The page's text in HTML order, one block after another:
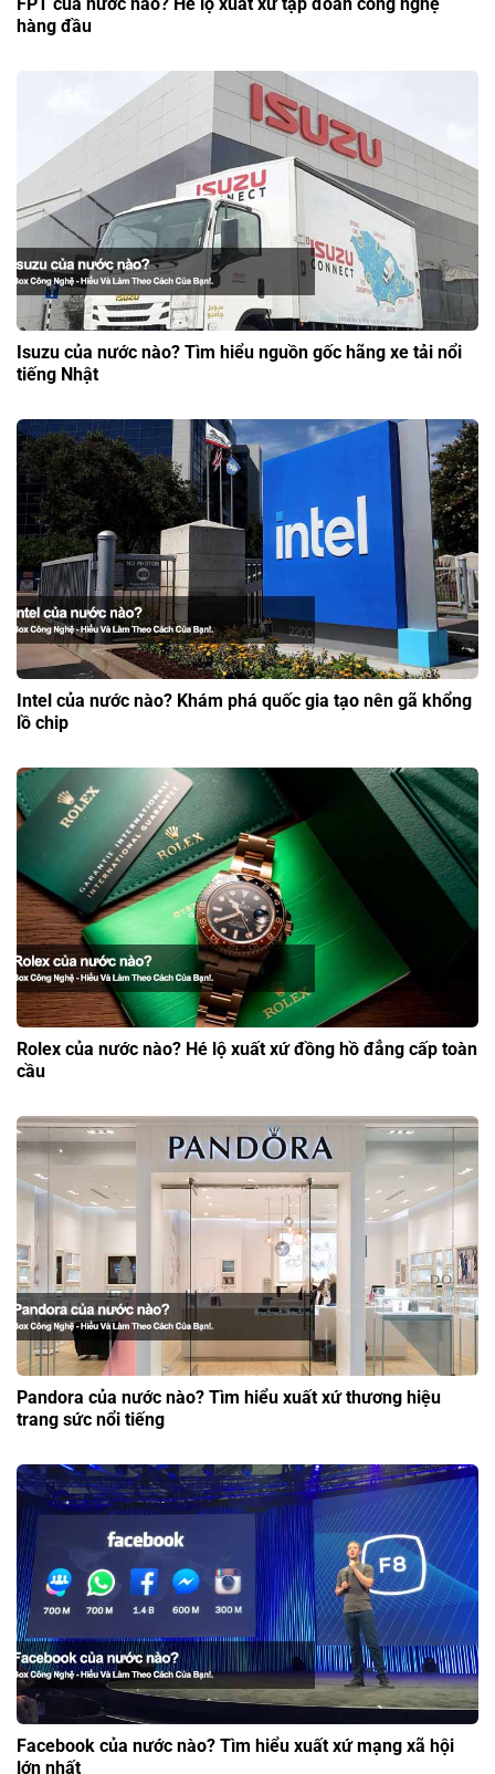
hàng đầu
Isuzu của nước nào? Tìm hiểu nguồn gốc hãng xe tải nổi
tiếng Nhật
Intel của nước nào? Khám phá quốc gia tạo nên gã khổng
lồ chip
Rolex của nước nào? Hé lộ xuất xứ đồng hồ đẳng cấp toàn
cầu
Pandora của nước nào? Tìm hiểu xuất xứ thương hiệu
trang sức nổi tiếng
Facebook của nước nào? Tìm hiểu xuất xứ mạng xã hội
lớn nhất